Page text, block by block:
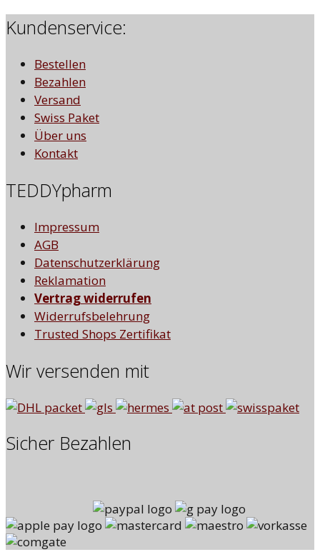
Kundenservice:
Bestellen
Bezahlen
Versand
Swiss Paket
Über uns
Kontakt
TEDDYpharm
Impressum
AGB
Datenschutzerklärung
Reklamation
Vertrag widerrufen
Widerrufsbelehrung
Trusted Shops Zertifikat
Wir versenden mit
Sicher Bezahlen